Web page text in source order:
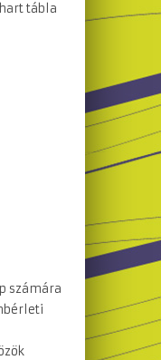
tábla
számára